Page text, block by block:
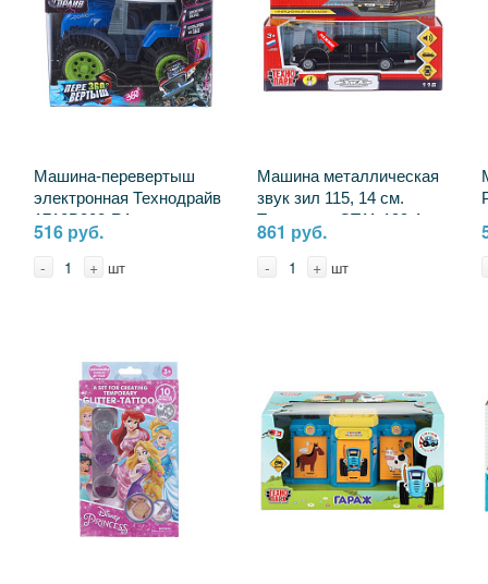
Машина-перевертыш
электронная Технодрайв
1710B308-R1
516 руб.
- + шт
Машина металлическая
звук зил 115, 14 см.
Технопарк CT11-199-1
(48)
861 руб.
- + шт